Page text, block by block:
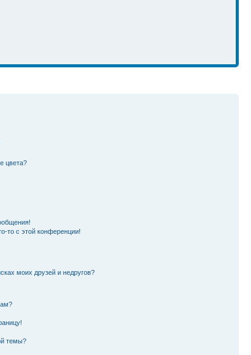
цвета?
то с этой конференции!
моих друзей и недругов?
темы?